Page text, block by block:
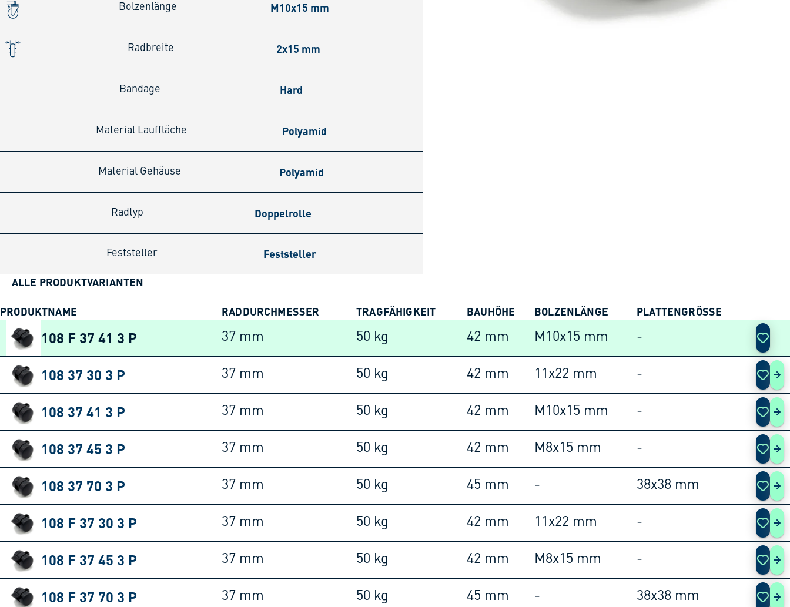
Bolzenlänge M10x15 mm
Radbreite 2x15 mm
Bandage Hard
Material Lauffläche Polyamid
Material Gehäuse Polyamid
Radtyp Doppelrolle
Feststeller Feststeller
ALLE PRODUKTVARIANTEN
PRODUKTNAME RADDURCHMESSER TRAGFÄHIGKEIT BAUHÖHE BOLZENLÄNGE PLATTENGRÖSSE
108 F 37 41 3 P 37 mm 50 kg 42 mm M10x15 mm -
108 37 30 3 P 37 mm 50 kg 42 mm 11x22 mm -
108 37 41 3 P 37 mm 50 kg 42 mm M10x15 mm -
108 37 45 3 P 37 mm 50 kg 42 mm M8x15 mm -
108 37 70 3 P 37 mm 50 kg 45 mm - 38x38 mm
108 F 37 30 3 P 37 mm 50 kg 42 mm 11x22 mm -
108 F 37 45 3 P 37 mm 50 kg 42 mm M8x15 mm -
108 F 37 70 3 P 37 mm 50 kg 45 mm - 38x38 mm